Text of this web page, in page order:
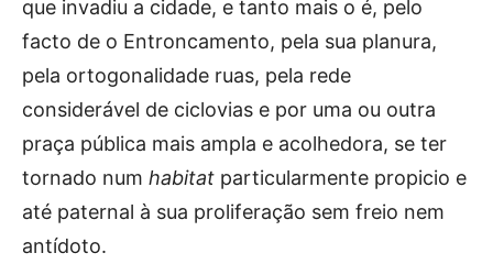
que invadiu a cidade, e tanto mais o é, pelo
facto de o Entroncamento, pela sua planura,
pela ortogonalidade ruas, pela rede
considerável de ciclovias e por uma ou outra
praça pública mais ampla e acolhedora, se ter
tornado num habitat particularmente propicio e
até paternal à sua proliferação sem freio nem
antídoto.